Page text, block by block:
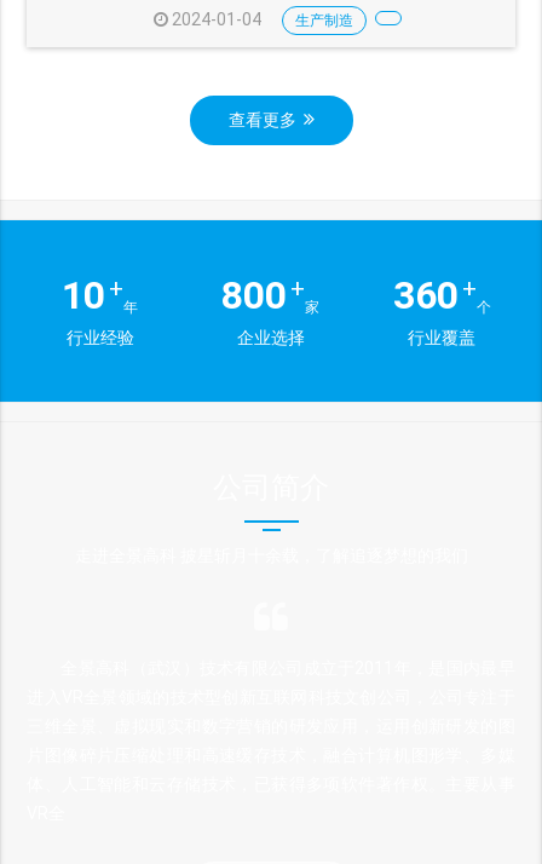
2024-01-04 生产制造
查看更多
10 +
年
行业经验
800 +
家
企业选择
360 +
个
行业覆盖